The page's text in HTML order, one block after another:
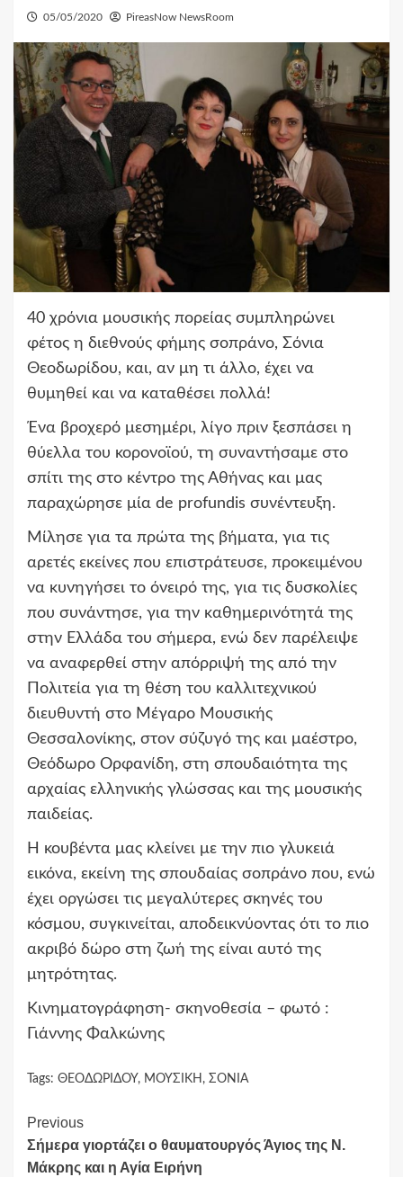
05/05/2020 PireasNow NewsRoom
40 χρόνια μουσικής πορείας συμπληρώνει
φέτος η διεθνούς φήμης σοπράνο, Σόνια
Θεοδωρίδου, και, αν μη τι άλλο, έχει να
θυμηθεί και να καταθέσει πολλά!
Ένα βροχερό μεσημέρι, λίγο πριν ξεσπάσει η
θύελλα του κορονοϊού, τη συναντήσαμε στο
σπίτι της στο κέντρο της Αθήνας και μας
παραχώρησε μία de profundis συνέντευξη.
Μίλησε για τα πρώτα της βήματα, για τις
αρετές εκείνες που επιστράτευσε, προκειμένου
να κυνηγήσει το όνειρό της, για τις δυσκολίες
που συνάντησε, για την καθημερινότητά της
στην Ελλάδα του σήμερα, ενώ δεν παρέλειψε
να αναφερθεί στην απόρριψή της από την
Πολιτεία για τη θέση του καλλιτεχνικού
διευθυντή στο Μέγαρο Μουσικής
Θεσσαλονίκης, στον σύζυγό της και μαέστρο,
Θεόδωρο Ορφανίδη, στη σπουδαιότητα της
αρχαίας ελληνικής γλώσσας και της μουσικής
παιδείας.
Η κουβέντα μας κλείνει με την πιο γλυκειά
εικόνα, εκείνη της σπουδαίας σοπράνο που, ενώ
έχει οργώσει τις μεγαλύτερες σκηνές του
κόσμου, συγκινείται, αποδεικνύοντας ότι το πιο
ακριβό δώρο στη ζωή της είναι αυτό της
μητρότητας.
Κινηματογράφηση- σκηνοθεσία – φωτό :
Γιάννης Φαλκώνης
Tags: ΘΕΟΔΩΡΙΔΟΥ, ΜΟΥΣΙΚΗ , ΣΟΝΙΑ
Continue
Reading
Previous
Σήμερα γιορτάζει ο θαυματουργός Άγιος της Ν.
Μάκρης και η Αγία Ειρήνη